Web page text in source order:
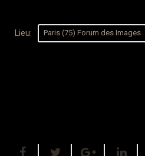
Lieu: Paris (75) Forum des Images